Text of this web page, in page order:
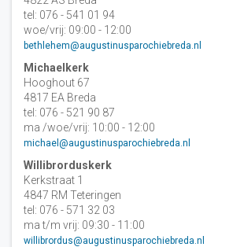
tel: 076 - 541 01 94
woe/vrij: 09:00 - 12:00
bethlehem@augustinusparochiebreda.nl
Michaelkerk
Hooghout 67
4817 EA Breda
tel: 076 - 521 90 87
ma /woe/vrij: 10:00 - 12:00
michael@augustinusparochiebreda.nl
Willibrorduskerk
Kerkstraat 1
4847 RM Teteringen
tel: 076 - 571 32 03
ma t/m vrij: 09:30 - 11:00
willibrordus@augustinusparochiebreda.nl